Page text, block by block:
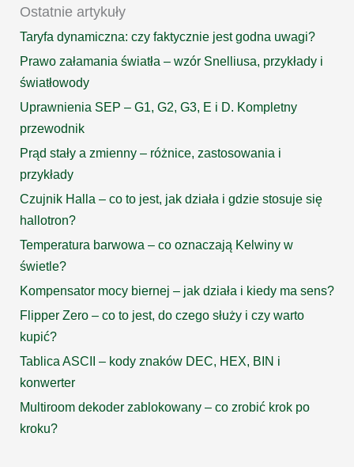
Ostatnie artykuły
Taryfa dynamiczna: czy faktycznie jest godna uwagi?
Prawo załamania światła – wzór Snelliusa, przykłady i
światłowody
Uprawnienia SEP – G1, G2, G3, E i D. Kompletny
przewodnik
Prąd stały a zmienny – różnice, zastosowania i
przykłady
Czujnik Halla – co to jest, jak działa i gdzie stosuje się
hallotron?
Temperatura barwowa – co oznaczają Kelwiny w
świetle?
Kompensator mocy biernej – jak działa i kiedy ma sens?
Flipper Zero – co to jest, do czego służy i czy warto
kupić?
Tablica ASCII – kody znaków DEC, HEX, BIN i
konwerter
Multiroom dekoder zablokowany – co zrobić krok po
kroku?